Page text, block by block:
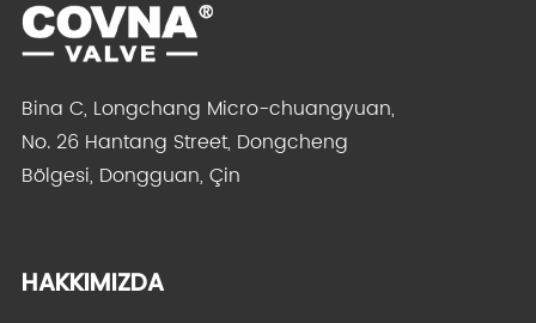
Bina C, Longchang Micro-chuangyuan,
No. 26 Hantang Street, Dongcheng
Bölgesi, Dongguan, Çin
HAKKIMIZDA